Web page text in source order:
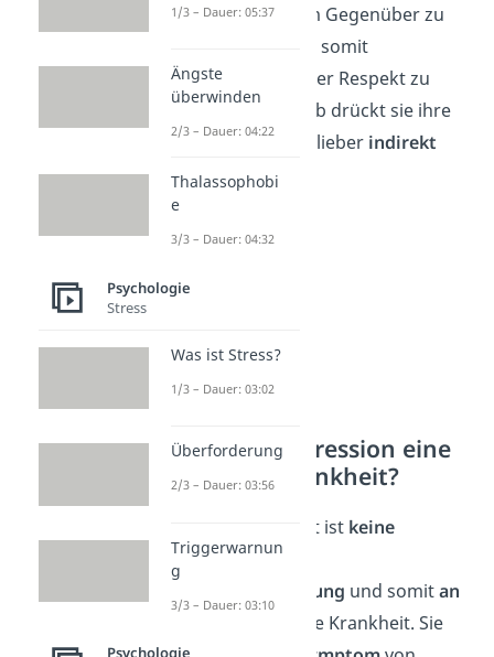
Eindruck bei dem Gegenüber zu
hinterlassen und somit
Anerkennung oder Respekt zu
verlieren. Deshalb drückt sie ihre
Unzufriedenheit lieber indirekt
aus.
Ist passive Aggression eine
psychische Krankheit?
Passive Aggressivität ist keine
eigenständige
Persönlichkeitsstörung und somitan
keine psychische Krankheit. Sie
1/3 – Dauer: 05:37
Ängste
überwinden
2/3 – Dauer: 04:22
Thalassophobi
e
3/3 – Dauer: 04:32
Psychologie
Stress
Was ist Stress?
1/3 – Dauer: 03:02
Überforderung
2/3 – Dauer: 03:56
Triggerwarnun
g
3/3 – Dauer: 03:10
Psychologie